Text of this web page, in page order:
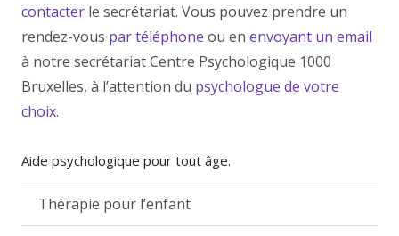
contacter le secrétariat. Vous pouvez prendre un
rendez-vous par téléphone ou en envoyant un email
à notre secrétariat Centre Psychologique 1000
Bruxelles, à l’attention du psychologue de votre
choix.
Aide psychologique pour tout âge.
Thérapie pour l’enfant